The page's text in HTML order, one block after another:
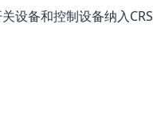
设备和控制设备纳入CRS